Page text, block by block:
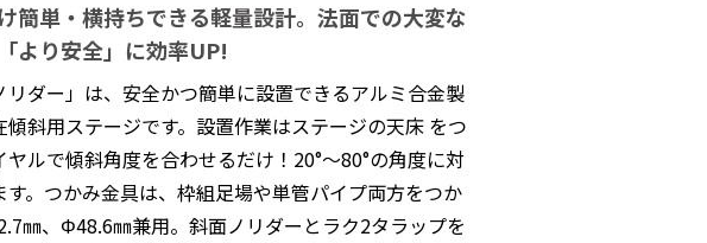
簡単・横持ちできる軽量設計。法面での大変な
より安全」に効率UP!
リダー」は、安全かつ簡単に設置できるアルミ合金製
傾斜用ステージです。設置作業はステージの天床 をつ
ヤルで傾斜角度を合わせるだけ！20°～80°の角度に対
す。つかみ金具は、枠組足場や単管パイプ両方をつか
㎜、Φ48.6㎜兼用。斜面ノリダーとラク2タラップを